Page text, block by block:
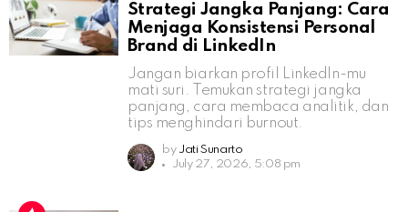
Strategi Jangka Panjang: Cara
Menjaga Konsistensi Personal
Brand di LinkedIn
Jangan biarkan profil LinkedIn-mu
mati suri. Temukan strategi jangka
panjang, cara membaca analitik, dan
tips menghindari burnout.
by Jati Sunarto
July 27, 2026, 5:08 pm